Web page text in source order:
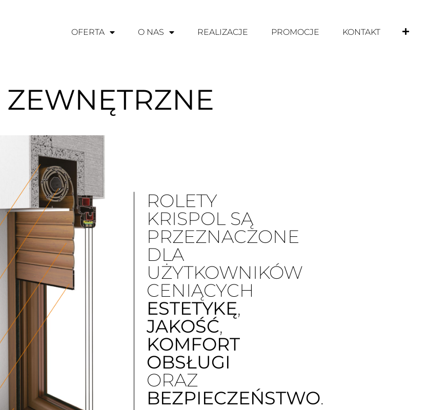
OFERTA O NAS REALIZACJE PROMOCJE KONTAKT
ZEWNĘTRZNE
ROLETY
KRISPOL SĄ
PRZEZNACZONE
DLA
UŻYTKOWNIKÓW
CENIĄCYCH
ESTETYKĘ,
JAKOŚĆ,
KOMFORT
OBSŁUGI
ORAZ
BEZPIECZEŃSTWO.